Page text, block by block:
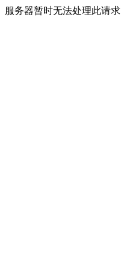
服务器暂时无法处理此请求